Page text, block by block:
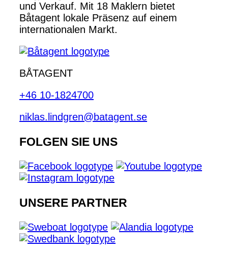
und Verkauf. Mit 18 Maklern bietet
Båtagent lokale Präsenz auf einem
internationalen Markt.
BÅTAGENT
+46 10-1824700
niklas.lindgren@batagent.se
FOLGEN SIE UNS
UNSERE PARTNER